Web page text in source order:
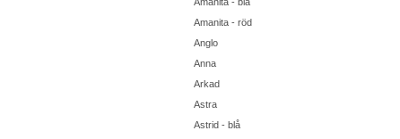
Amanita - röd
Anglo
Anna
Arkad
Astra
Astrid - blå